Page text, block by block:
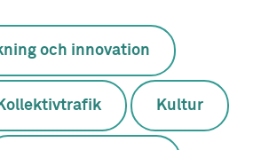
och innovation
Kultur